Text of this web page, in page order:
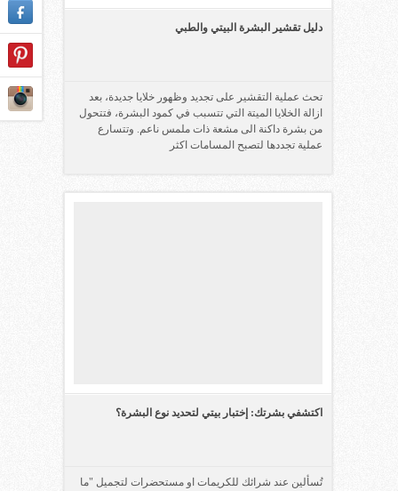
دليل تقشير البشرة البيتي والطبي
تحث عملية التقشير على تجديد وظهور خلايا جديدة، بعد
ازالة الخلايا الميتة التي تتسبب في كمود البشرة، فتتحول
من بشرة داكنة الى مشعة ذات ملمس ناعم. وتتسارع
عملية تجددها لتصبح المسامات اكثر
اكتشفي بشرتك: إختبار بيتي لتحديد نوع البشرة؟
تُسألين عند شرائك للكريمات او مستحضرات لتجميل "ما